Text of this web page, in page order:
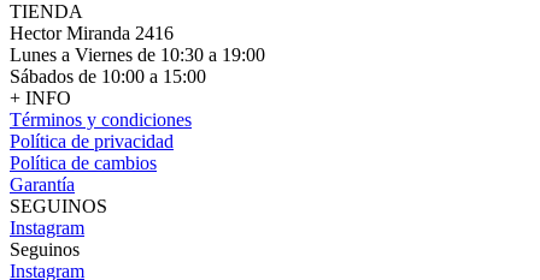
TIENDA
Hector Miranda 2416
Lunes a Viernes de 10:30 a 19:00
Sábados de 10:00 a 15:00
+ INFO
Términos y condiciones
Política de privacidad
Política de cambios
Garantía
SEGUINOS
Instagram
Seguinos
Instagram